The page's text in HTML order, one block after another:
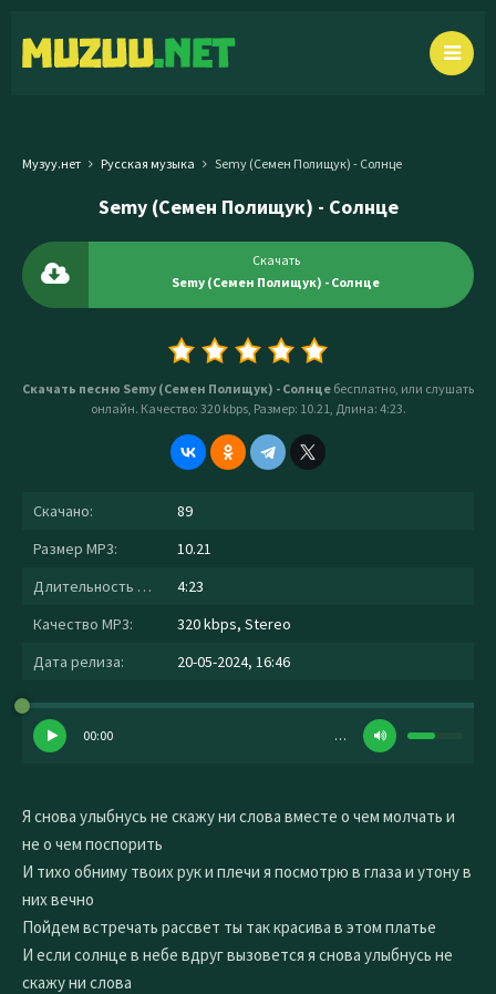
Музуу.нет Русская музыка Semy (Семен Полищук) - Солнце
Semy (Семен Полищук) - Солнце
Скачать
Semy (Семен Полищук) - Солнце
Скачать песню Semy (Семен Полищук) - Солнце бесплатно, или слушать
онлайн. Качество: 320 kbps, Размер: 10.21, Длина: 4:23.
Скачано:
89
Размер MP3:
10.21
Длительность MP3:
4:23
Качество MP3:
320 kbps, Stereo
Дата релиза:
20-05-2024, 16:46
00:00 …
Я снова улыбнусь не скажу ни слова вместе о чем молчать и
не о чем поспорить
И тихо обниму твоих рук и плечи я посмотрю в глаза и утону в
них вечно
Пойдем встречать рассвет ты так красива в этом платье
И если солнце в небе вдруг вызовется я снова улыбнусь не
скажу ни слова